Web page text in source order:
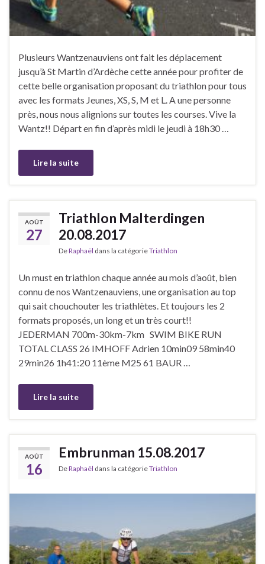
Plusieurs Wantzenauviens ont fait les déplacement
jusqu’à St Martin d’Ardèche cette année pour profiter de
cette belle organisation proposant du triathlon pour tous
avec les formats Jeunes, XS, S, M et L. A une personne
près, nous nous alignions sur toutes les courses. Vive la
Wantz!! Départ en fin d’après midi le jeudi à 18h30 …
Lire la suite
AOÛT
27
Triathlon Malterdingen
20.08.2017
DeRaphaël dans la catégorieTriathlon
Un must en triathlon chaque année au mois d’août, bien
connu de nos Wantzenauviens, une organisation au top
qui sait chouchouter les triathlètes. Et toujours les 2
formats proposés, un long et un très court!!
JEDERMAN 700m-30km-7km SWIM BIKE RUN
TOTAL CLASS 26 IMHOFF Adrien 10min09 58min40
29min26 1h41:20 11ème M25 61 BAUR …
Lire la suite
AOÛT
16
Embrunman 15.08.2017
DeRaphaël dans la catégorieTriathlon